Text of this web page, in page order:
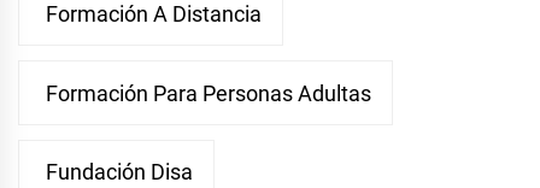
Formación A Distancia
Formación Para Personas Adultas
Fundación Disa